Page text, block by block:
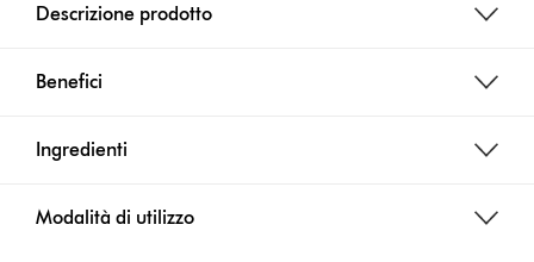
Descrizione prodotto
Benefici
Ingredienti
Modalità di utilizzo